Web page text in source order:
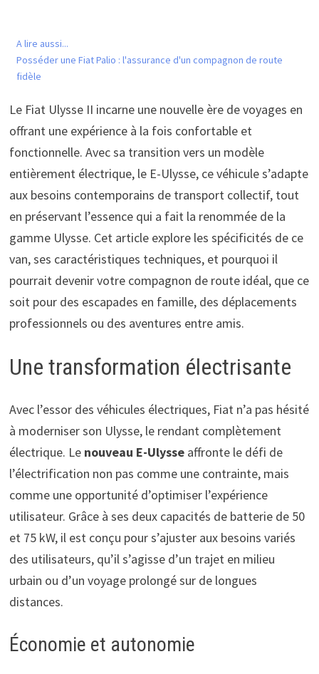
A lire aussi...
Posséder une Fiat Palio : l'assurance d'un compagnon de route
fidèle
Le Fiat Ulysse II incarne une nouvelle ère de voyages en
offrant une expérience à la fois confortable et
fonctionnelle. Avec sa transition vers un modèle
entièrement électrique, le E-Ulysse, ce véhicule s’adapte
aux besoins contemporains de transport collectif, tout
en préservant l’essence qui a fait la renommée de la
gamme Ulysse. Cet article explore les spécificités de ce
van, ses caractéristiques techniques, et pourquoi il
pourrait devenir votre compagnon de route idéal, que ce
soit pour des escapades en famille, des déplacements
professionnels ou des aventures entre amis.
Une transformation électrisante
Avec l’essor des véhicules électriques, Fiat n’a pas hésité
à moderniser son Ulysse, le rendant complètement
électrique. Le nouveau E-Ulysseaffronte le défi de
l’électrification non pas comme une contrainte, mais
comme une opportunité d’optimiser l’expérience
utilisateur. Grâce à ses deux capacités de batterie de 50
et 75 kW, il est conçu pour s’ajuster aux besoins variés
des utilisateurs, qu’il s’agisse d’un trajet en milieu
urbain ou d’un voyage prolongé sur de longues
distances.
Économie et autonomie